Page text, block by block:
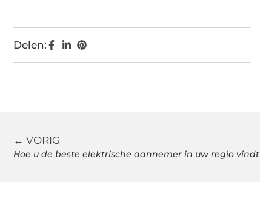
Delen:
← VORIG
Hoe u de beste elektrische aannemer in uw regio vindt